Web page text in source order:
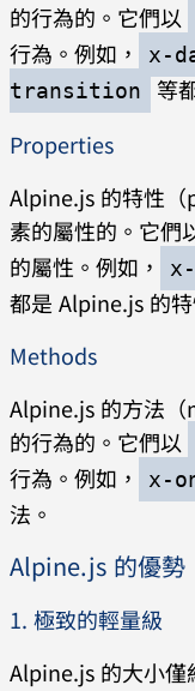
的行為的。它們以
行為。例如，
x-
transition
等
Properties
Alpine.js 的特性
素的屬性的。它們
的屬性。例如，
都是 Alpine.js 的特
Methods
Alpine.js 的方法
的行為的。它們以
行為。例如，
x-
法。
Alpine.js 的優勢
1. 極致的輕量級
Alpine.js 的大小僅